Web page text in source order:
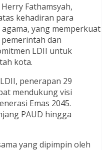
Fathamsyah,
kehadiran para
yang memperkuat
dan
LDII untuk
kota.
penerapan 29
mendukung visi
Emas 2045.
PAUD hingga
yang dipimpin oleh